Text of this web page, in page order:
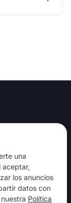
una
aceptar,
los anuncios
datos con
Política